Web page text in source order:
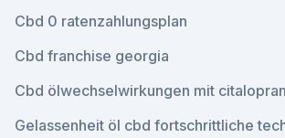
Cbd 0 ratenzahlungsplan
Cbd franchise georgia
Cbd ölwechselwirkungen mit
Gelassenheit öl cbd fortschrittliche